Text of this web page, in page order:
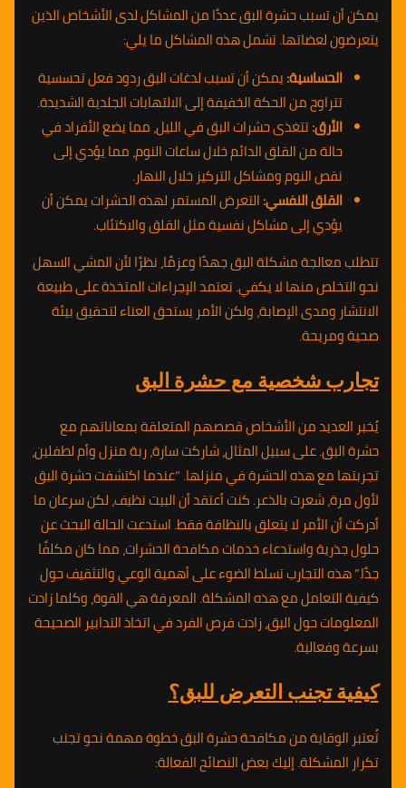
يمكن أن تسبب حشرة البق عددًا من المشاكل لدى الأشخاص الذين
يتعرضون لعضاتها. تشمل هذه المشاكل ما يلي:
الحساسية:يمكن أن تسبب لدغات البق ردود فعل تحسسية
تتراوح من الحكة الخفيفة إلى الالتهابات الجلدية الشديدة.
الأرق:تتغذى حشرات البق في الليل، مما يضع الأفراد في
حالة من القلق الدائم خلال ساعات النوم، مما يؤدي إلى
نقص النوم ومشاكل التركيز خلال النهار.
القلق النفسي:التعرض المستمر لهذه الحشرات يمكن أن
يؤدي إلى مشاكل نفسية مثل القلق والاكتئاب.
تتطلب معالجة مشكلة البق جهدًا وعزمًا، نظرًا لأن المشي السهل
نحو التخلص منها لا يكفي. تعتمد الإجراءات المتخذة على طبيعة
الانتشار ومدى الإصابة، ولكن الأمر يستحق العناء لتحقيق بيئة
صحية ومريحة.
تجارب شخصية مع حشرة البق
يُخبر العديد من الأشخاص قصصهم المتعلقة بمعاناتهم مع
حشرة البق. على سبيل المثال، شاركت سارة، ربة منزل وأم لطفلين،
تجربتها مع هذه الحشرة في منزلها. “عندما اكتشفت حشرة البق
لأول مرة، شعرت بالذعر. كنت أعتقد أن البيت نظيف، لكن سرعان ما
أدركت أن الأمر لا يتعلق بالنظافة فقط. استدعت الحالة البحث عن
حلول جذرية واستدعاء خدمات مكافحة الحشرات، مما كان مكلفًا
جدًا.” هذه التجارب تسلط الضوء على أهمية الوعي والتثقيف حول
كيفية التعامل مع هذه المشكلة. المعرفة هي القوة، وكلما زادت
المعلومات حول البق، زادت فرص الفرد في اتخاذ التدابير الصحيحة
بسرعة وفعالية.
كيفية تجنب التعرض للبق؟
تُعتبر الوقاية من مكافحة حشرة البق خطوة مهمة نحو تجنب
تكرار المشكلة. إليك بعض النصائح الفعالة: